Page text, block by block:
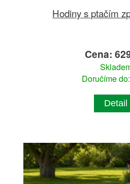
Hodiny s ptačím
Cena:
Doručíme
Detail